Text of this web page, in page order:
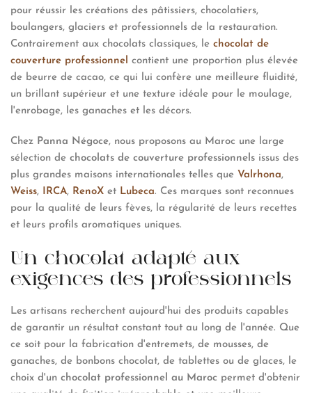
pour réussir les créations des pâtissiers, chocolatiers,
boulangers, glaciers et professionnels de la restauration.
Contrairement aux chocolats classiques, le chocolat de
couverture professionnel contient une proportion plus élevée
de beurre de cacao, ce qui lui confère une meilleure fluidité,
un brillant supérieur et une texture idéale pour le moulage,
l'enrobage, les ganaches et les décors.
Chez Panna Négoce, nous proposons au Maroc une large
sélection de chocolats de couverture professionnels issus des
plus grandes maisons internationales telles que Valrhona,
Weiss, IRCA, RenoX et Lubeca. Ces marques sont reconnues
pour la qualité de leurs fèves, la régularité de leurs recettes
et leurs profils aromatiques uniques.
Un chocolat adapté aux
exigences des professionnels
Les artisans recherchent aujourd'hui des produits capables
de garantir un résultat constant tout au long de l'année. Que
ce soit pour la fabrication d'entremets, de mousses, de
ganaches, de bonbons chocolat, de tablettes ou de glaces, le
choix d'un chocolat professionnel au Maroc permet d'obtenir